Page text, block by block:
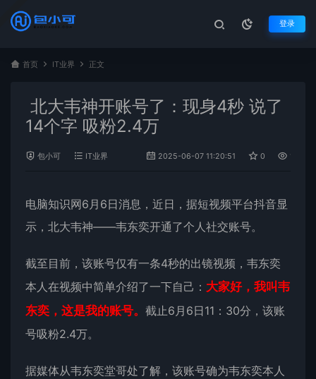
登录
首页 IT业界 正文
北大韦神开账号了：现身4秒 说了
14个字 吸粉2.4万
包小可 IT业界 2025-06-07 11:20:51 0 1,064
电脑知识网6月6日消息，近日，据短视频平台抖音显
示，北大韦神——韦东奕开通了个人社交账号。
截至目前，该账号仅有一条4秒的出镜视频，韦东奕
本人在视频中简单介绍了一下自己： 大家好，我叫韦
东奕，这是我的账号。 截止6月6日11：30分，该账
号吸粉2.4万。
据媒体从韦东奕堂哥处了解，该账号确为韦东奕本人